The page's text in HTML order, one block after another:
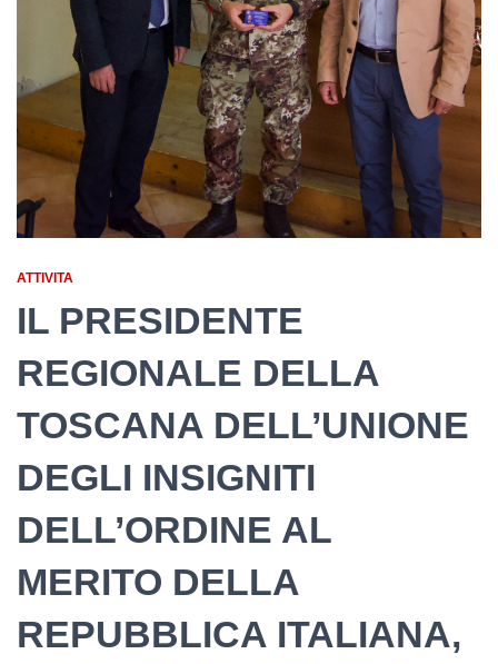
ATTIVITA
IL PRESIDENTE
REGIONALE DELLA
TOSCANA DELL’UNIONE
DEGLI INSIGNITI
DELL’ORDINE AL
MERITO DELLA
REPUBBLICA ITALIANA,